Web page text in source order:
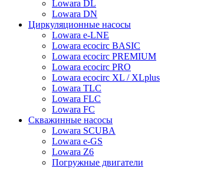
Lowara DL
Lowara DN
Циркуляционные насосы
Lowara e-LNE
Lowara ecocirc BASIC
Lowara ecocirc PREMIUM
Lowara ecocirc PRO
Lowara ecocirc XL / XLplus
Lowara TLC
Lowara FLC
Lowara FC
Скважинные насосы
Lowara SCUBA
Lowara e-GS
Lowara Z6
Погружные двигатели